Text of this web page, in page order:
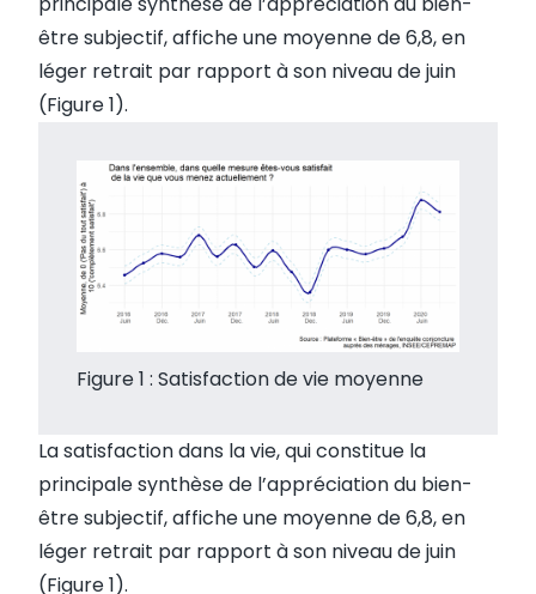
être subjectif, affiche une moyenne de 6,8, en
léger retrait par rapport à son niveau de juin
(Figure 1).
Figure 1 : Satisfaction de vie moyenne
La satisfaction dans la vie, qui constitue la
principale synthèse de l’appréciation du bien-
être subjectif, affiche une moyenne de 6,8, en
léger retrait par rapport à son niveau de juin
(Figure 1).